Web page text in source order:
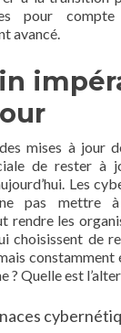
pour
avancé.
mises à jour
de rester à
Les
pas mettre
rendre les
choisissent de
constamment
? Quelle est